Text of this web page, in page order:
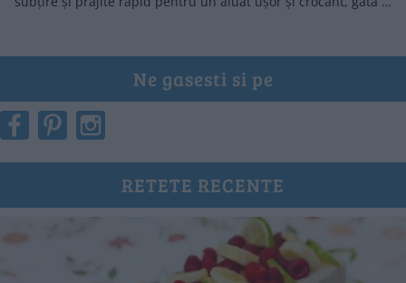
Ne gasesti si pe
RETETE RECENTE